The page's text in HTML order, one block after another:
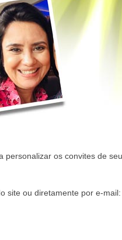
personalizar os convites de
site ou diretamente por e-mail: